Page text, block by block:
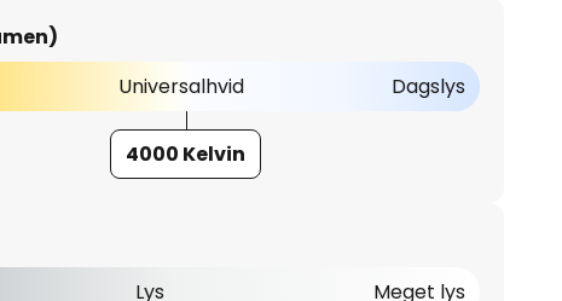
Universalhvid Dagslys
4000 Kelvin
Lys Meget lys